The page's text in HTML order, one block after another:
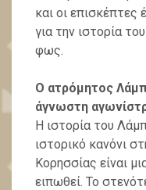
και οι επισκέπτες
για την ιστορία
φως.
Ο ατρόμητος
άγνωστη
Η ιστορία του
ιστορικό κανόνι
Κορησσίας είναι
ειπωθεί. Το